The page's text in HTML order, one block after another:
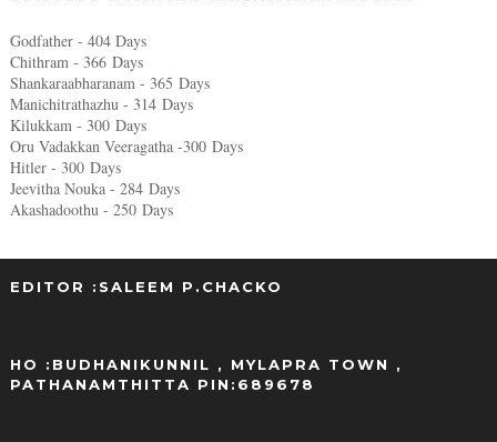
Godfather - 404 Days
Chithram - 366 Days
Shankaraabharanam - 365 Days
Manichitrathazhu - 314 Days
Kilukkam - 300 Days
Oru Vadakkan Veeragatha -300 Days
Hitler - 300 Days
Jeevitha Nouka - 284 Days
Akashadoothu - 250 Days
EDITOR :SALEEM P.CHACKO
HO :BUDHANIKUNNIL , MYLAPRA TOWN ,
PATHANAMTHITTA PIN:689678